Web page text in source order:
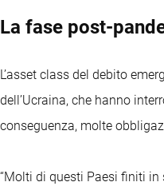
La fase post-
L’asset class del debito
dell’Ucraina, che hanno
conseguenza, molte
“Molti di questi Paesi finiti